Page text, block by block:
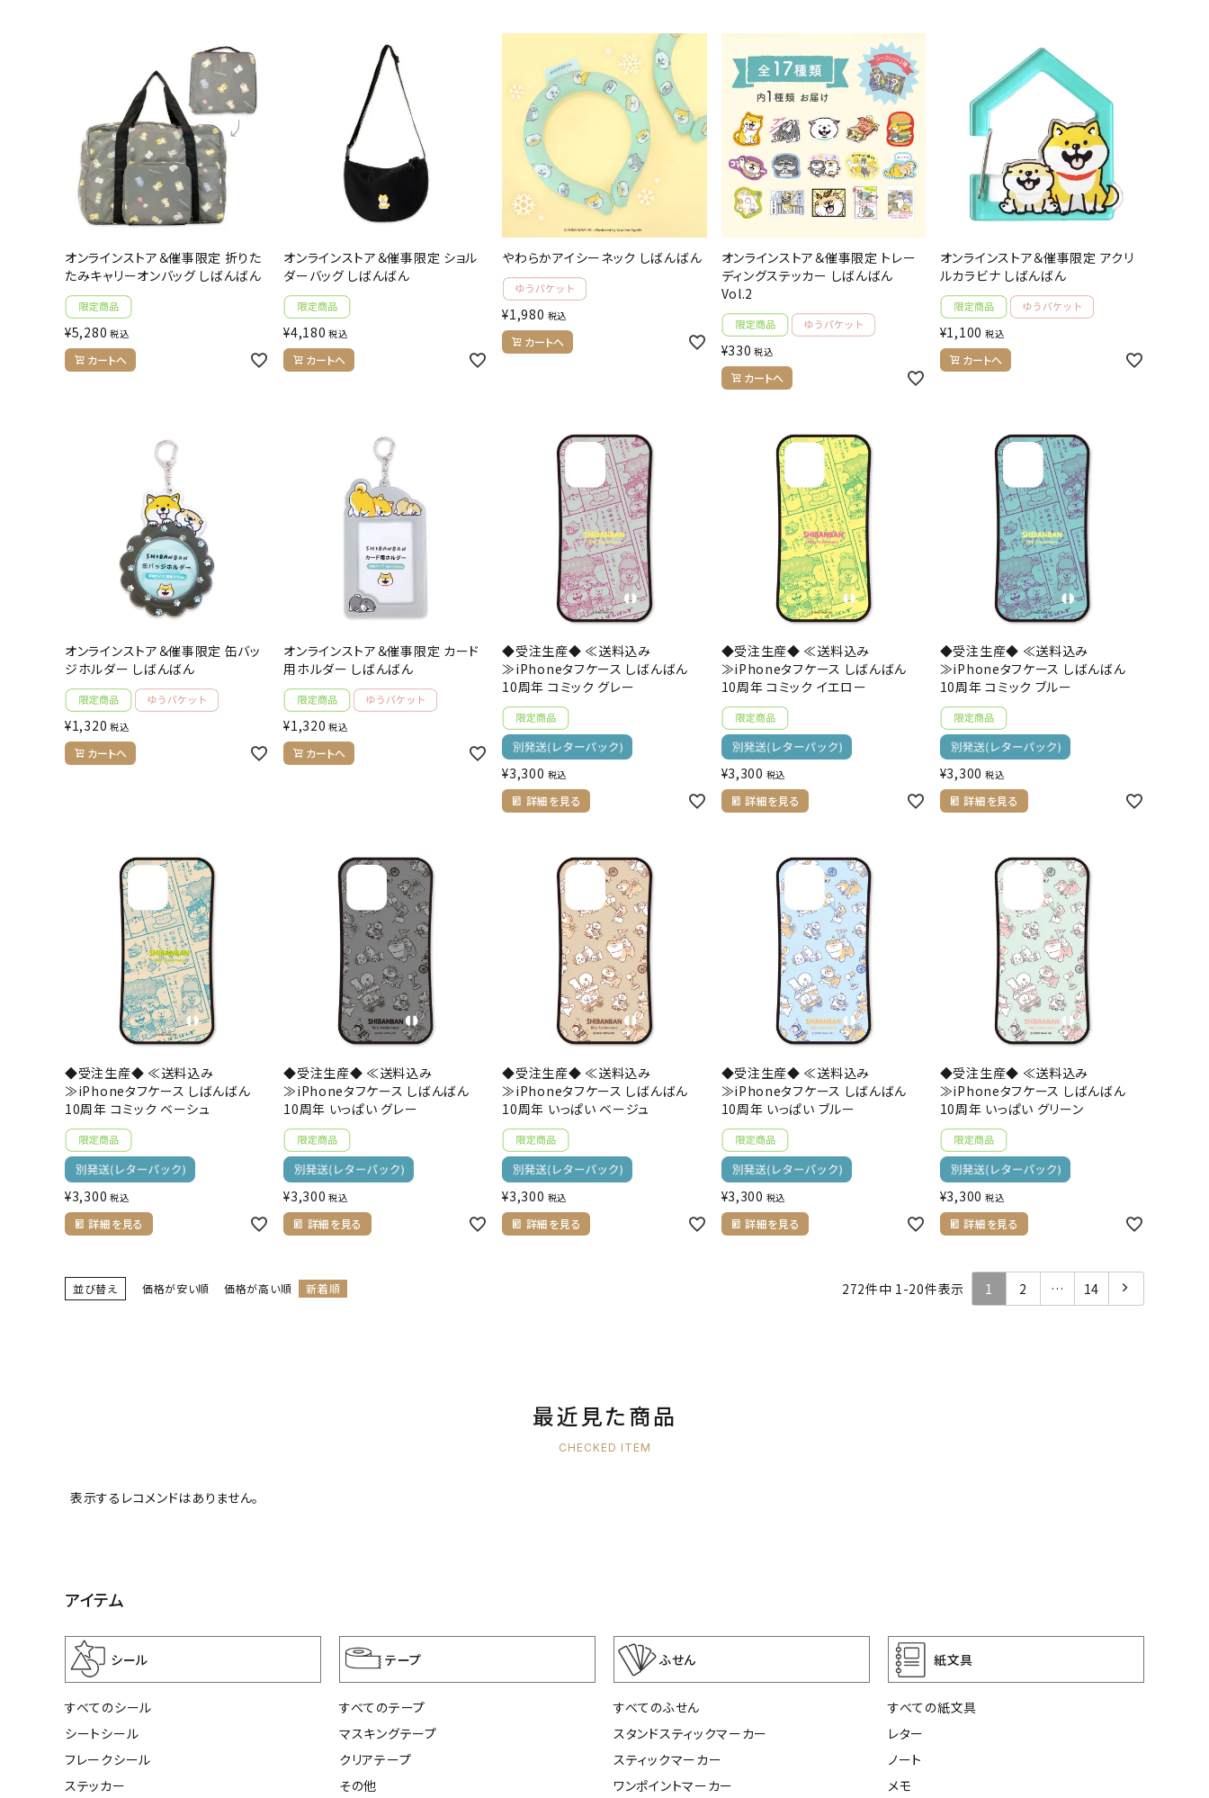
オンラインストア＆催事限定 折りた
たみキャリーオンバッグ しばんばん
¥5,280 税込
カートへ
オンラインストア＆催事限定 ショル
ダーバッグ しばんばん
¥4,180 税込
カートへ
やわらかアイシーネック しばんばん
¥1,980 税込
カートへ
オンラインストア＆催事限定 トレー
ディングステッカー しばんばん
Vol.2
¥330 税込
カートへ
オンラインストア＆催事限定 アクリ
ルカラビナ しばんばん
¥1,100 税込
カートへ
オンラインストア＆催事限定 缶バッ
ジホルダー しばんばん
¥1,320 税込
カートへ
オンラインストア＆催事限定 カード
用ホルダー しばんばん
¥1,320 税込
カートへ
◆受注生産◆ ≪送料込み
≫iPhoneタフケース しばんばん
10周年 コミック グレー
¥3,300 税込
詳細を見る
◆受注生産◆ ≪送料込み
≫iPhoneタフケース しばんばん
10周年 コミック イエロー
¥3,300 税込
詳細を見る
◆受注生産◆ ≪送料込み
≫iPhoneタフケース しばんばん
10周年 コミック ブルー
¥3,300 税込
詳細を見る
◆受注生産◆ ≪送料込み
≫iPhoneタフケース しばんばん
10周年 コミック ベーシュ
¥3,300 税込
詳細を見る
◆受注生産◆ ≪送料込み
≫iPhoneタフケース しばんばん
10周年 いっぱい グレー
¥3,300 税込
詳細を見る
◆受注生産◆ ≪送料込み
≫iPhoneタフケース しばんばん
10周年 いっぱい ベージュ
¥3,300 税込
詳細を見る
◆受注生産◆ ≪送料込み
≫iPhoneタフケース しばんばん
10周年 いっぱい ブルー
¥3,300 税込
詳細を見る
◆受注生産◆ ≪送料込み
≫iPhoneタフケース しばんばん
10周年 いっぱい グリーン
¥3,300 税込
詳細を見る
並び替え 価格が安い順 価格が高い順 新着順 272件中 1 -20件表示 1 2 … 14
最近見た商品
CHECKED ITEM
表示するレコメンドはありません。
アイテム
シール
すべてのシール
シートシール
フレークシール
ステッカー
テープ
すべてのテープ
マスキングテープ
クリアテープ
その他
ふせん
すべてのふせん
スタンドスティックマーカー
スティックマーカー
ワンポイントマーカー
紙文具
すべての紙文具
レター
ノート
メモ